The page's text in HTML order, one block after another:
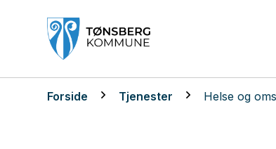
Du er her:
Forside Tjenester Helse og